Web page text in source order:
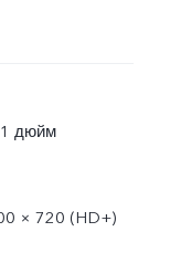
дюйм
× 720 (HD+)